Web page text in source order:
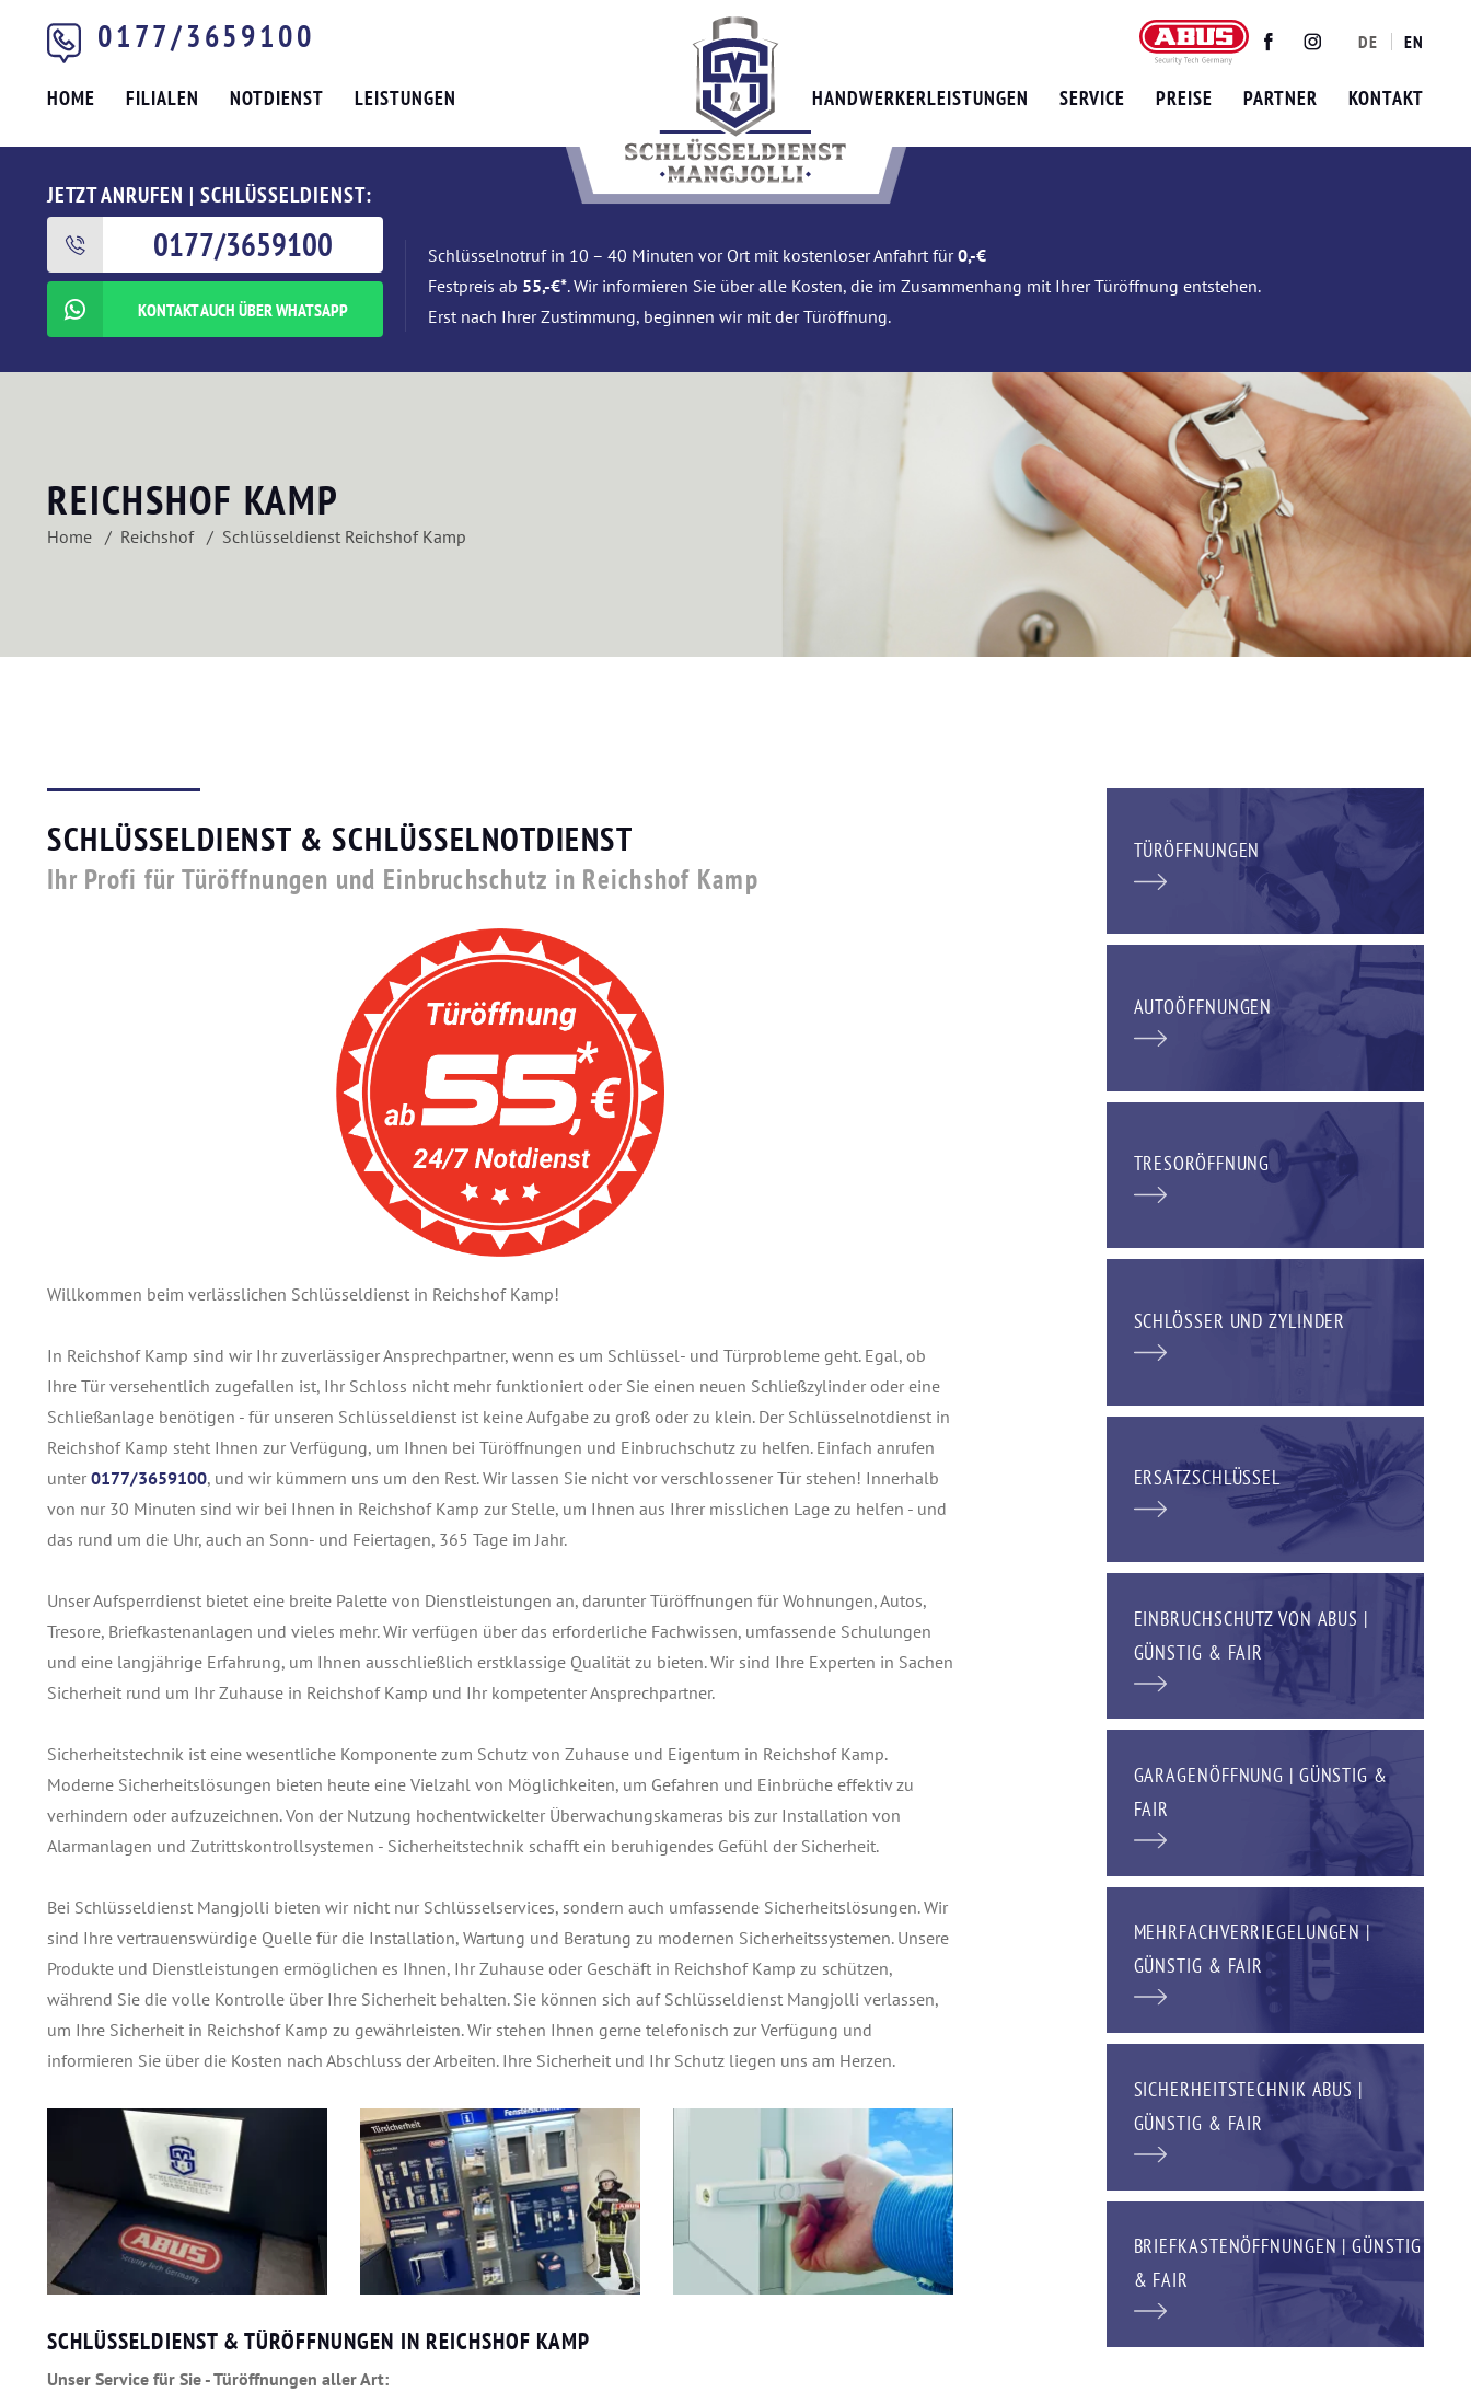
0177/3659100 TwitterFacebookInstagram
DE EN
HOME FILIALEN NOTDIENST LEISTUNGEN HANDWERKERLEISTUNGEN SERVICE PREISE PARTNER KONTAKT
JETZT ANRUFEN | SCHLÜSSELDIENST:
0177/3659100
KONTAKT AUCH ÜBER WHATSAPP
Schlüsselnotruf in 10 – 40 Minuten vor Ort mit kostenloser Anfahrt für0,-€
Festpreis ab 55,-€*. Wir informieren Sie über alle Kosten, die im Zusammenhang mit Ihrer Türöffnung entstehen.
Erst nach Ihrer Zustimmung, beginnen wir mit der Türöffnung.
REICHSHOF KAMP
Home Reichshof Schlüsseldienst Reichshof Kamp
SCHLÜSSELDIENST & SCHLÜSSELNOTDIENST
Ihr Profi für Türöffnungen und Einbruchschutz in Reichshof Kamp
Willkommen beim verlässlichen Schlüsseldienst in Reichshof Kamp!
In Reichshof Kamp sind wir Ihr zuverlässiger Ansprechpartner, wenn es um Schlüssel- und Türprobleme geht. Egal, ob
Ihre Tür versehentlich zugefallen ist, Ihr Schloss nicht mehr funktioniert oder Sie einen neuen Schließzylinder oder eine
Schließanlage benötigen - für unseren Schlüsseldienst ist keine Aufgabe zu groß oder zu klein. Der Schlüsselnotdienst in
Reichshof Kamp steht Ihnen zur Verfügung, um Ihnen bei Türöffnungen und Einbruchschutz zu helfen. Einfach anrufen
unter 0177/3659100, und wir kümmern uns um den Rest. Wir lassen Sie nicht vor verschlossener Tür stehen! Innerhalb
von nur 30 Minuten sind wir bei Ihnen in Reichshof Kamp zur Stelle, um Ihnen aus Ihrer misslichen Lage zu helfen - und
das rund um die Uhr, auch an Sonn- und Feiertagen, 365 Tage im Jahr.
Unser Aufsperrdienst bietet eine breite Palette von Dienstleistungen an, darunter Türöffnungen für Wohnungen, Autos,
Tresore, Briefkastenanlagen und vieles mehr. Wir verfügen über das erforderliche Fachwissen, umfassende Schulungen
und eine langjährige Erfahrung, um Ihnen ausschließlich erstklassige Qualität zu bieten. Wir sind Ihre Experten in Sachen
Sicherheit rund um Ihr Zuhause in Reichshof Kamp und Ihr kompetenter Ansprechpartner.
Sicherheitstechnik ist eine wesentliche Komponente zum Schutz von Zuhause und Eigentum in Reichshof Kamp.
Moderne Sicherheitslösungen bieten heute eine Vielzahl von Möglichkeiten, um Gefahren und Einbrüche effektiv zu
verhindern oder aufzuzeichnen. Von der Nutzung hochentwickelter Überwachungskameras bis zur Installation von
Alarmanlagen und Zutrittskontrollsystemen - Sicherheitstechnik schafft ein beruhigendes Gefühl der Sicherheit.
Bei Schlüsseldienst Mangjolli bieten wir nicht nur Schlüsselservices, sondern auch umfassende Sicherheitslösungen. Wir
sind Ihre vertrauenswürdige Quelle für die Installation, Wartung und Beratung zu modernen Sicherheitssystemen. Unsere
Produkte und Dienstleistungen ermöglichen es Ihnen, Ihr Zuhause oder Geschäft in Reichshof Kamp zu schützen,
während Sie die volle Kontrolle über Ihre Sicherheit behalten. Sie können sich auf Schlüsseldienst Mangjolli verlassen,
um Ihre Sicherheit in Reichshof Kamp zu gewährleisten. Wir stehen Ihnen gerne telefonisch zur Verfügung und
informieren Sie über die Kosten nach Abschluss der Arbeiten. Ihre Sicherheit und Ihr Schutz liegen uns am Herzen.
SCHLÜSSELDIENST & TÜRÖFFNUNGEN IN REICHSHOF KAMP
Unser Service für Sie - Türöffnungen aller Art:
TÜRÖFFNUNGEN
AUTOÖFFNUNGEN
TRESORÖFFNUNG
SCHLÖSSER UND ZYLINDER
ERSATZSCHLÜSSEL
EINBRUCHSCHUTZ VON ABUS |
GÜNSTIG & FAIR
GARAGENÖFFNUNG | GÜNSTIG &
FAIR
MEHRFACHVERRIEGELUNGEN |
GÜNSTIG & FAIR
SICHERHEITSTECHNIK ABUS |
GÜNSTIG & FAIR
BRIEFKASTENÖFFNUNGEN | GÜNSTIG
& FAIR